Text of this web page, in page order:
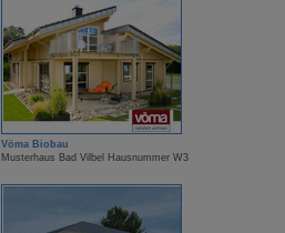
Vöma Biobau
Musterhaus Bad Vilbel Hausnummer W3